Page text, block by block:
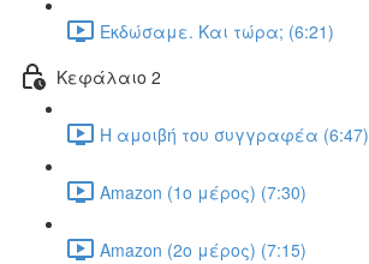
Εκδώσαμε. Και τώρα; (6:21)
Κεφάλαιο 2
Η αμοιβή του συγγραφέα (6:47)
Amazon (1ο μέρος) (7:30)
Amazon (2ο μέρος) (7:15)